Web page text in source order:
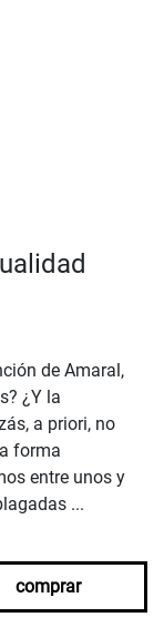
de Amaral,
¿Y la
a priori, no
forma
entre unos y
...
comprar